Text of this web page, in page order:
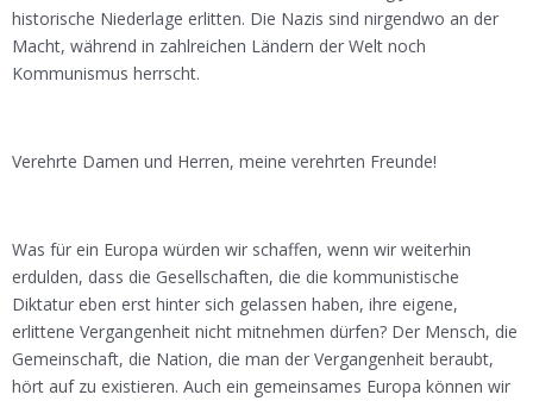
historische Niederlage erlitten. Die Nazis sind nirgendwo an der
Macht, während in zahlreichen Ländern der Welt noch
Kommunismus herrscht.
Verehrte Damen und Herren, meine verehrten Freunde!
Was für ein Europa würden wir schaffen, wenn wir weiterhin
erdulden, dass die Gesellschaften, die die kommunistische
Diktatur eben erst hinter sich gelassen haben, ihre eigene,
erlittene Vergangenheit nicht mitnehmen dürfen? Der Mensch, die
Gemeinschaft, die Nation, die man der Vergangenheit beraubt,
hört auf zu existieren. Auch ein gemeinsames Europa können wir